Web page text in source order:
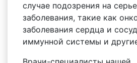
случае подозрения на
заболевания, такие как
заболевания сердца и
иммунной системы и